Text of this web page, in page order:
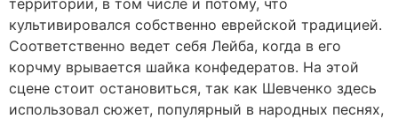
культивировался собственно еврейской традицией.
Соответственно ведет себя Лейба, когда в его
корчму врывается шайка конфедератов. На этой
сцене стоит остановиться, так как Шевченко здесь
использовал сюжет, популярный в народных песнях,